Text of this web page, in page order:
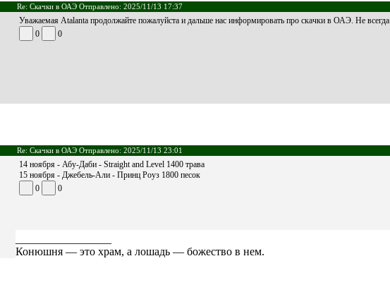
Re: Скачки в ОАЭ Отправлено: 2025/11/13 17:37
Уважаемая Atalanta продолжайте пожалуйста и дальше нас информировать про скачки в ОАЭ. Не
0
0
Re: Скачки в ОАЭ Отправлено: 2025/11/13 23:01
14 ноября - Абу-Даби - Straight and Level 1400 трава
15 ноября - Джебель-Али - Принц Роуз 1800 песок
0
0
Конюшня — это храм, а лошадь — божество в нем.